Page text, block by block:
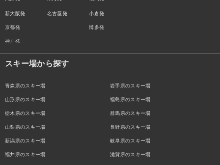
新大阪発
京都発
神戸発
名古屋発 小倉発
博多発
スキー場から探す
青森県のスキー場 岩手県のスキー場
山形県のスキー場 福島県のスキー場
栃木県のスキー場 群馬県のスキー場
山梨県のスキー場 長野県のスキー場
新潟県のスキー場 岐阜県のスキー場
福井県のスキー場 滋賀県のスキー場